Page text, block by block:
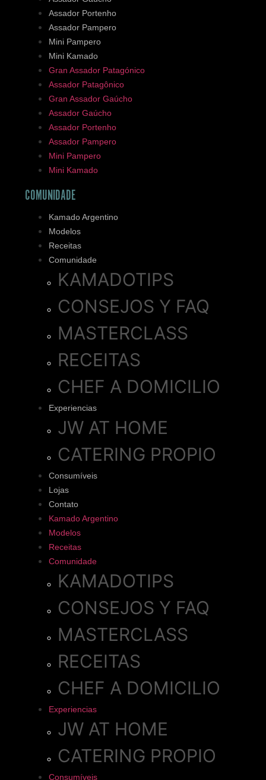
Assador Portenho
Assador Pampero
Mini Pampero
Mini Kamado
Gran Assador Patagónico
Assador Patagônico
Gran Assador Gaúcho
Assador Gaúcho
Assador Portenho
Assador Pampero
Mini Pampero
Mini Kamado
COMUNIDADE
Kamado Argentino
Modelos
Receitas
Comunidade
KAMADOTIPS
CONSEJOS Y FAQ
MASTERCLASS
RECEITAS
CHEF A DOMICILIO
Experiencias
JW AT HOME
CATERING PROPIO
Consumíveis
Lojas
Contato
Kamado Argentino
Modelos
Receitas
Comunidade
KAMADOTIPS
CONSEJOS Y FAQ
MASTERCLASS
RECEITAS
CHEF A DOMICILIO
Experiencias
JW AT HOME
CATERING PROPIO
Consumíveis